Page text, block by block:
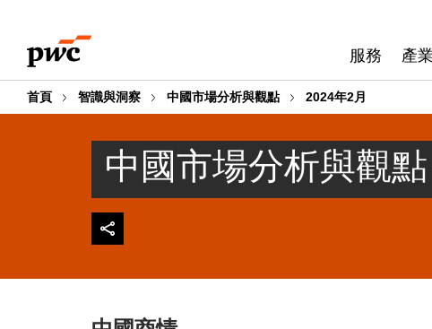
content
footer
服務 產業
首頁 智識與洞察 中國市場分析與觀點 2024年2月
中國市場分析與觀